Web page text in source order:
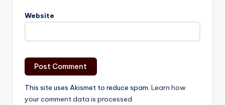
Website
This site uses Akismet to reduce spam. Learn how
your comment data is processed.